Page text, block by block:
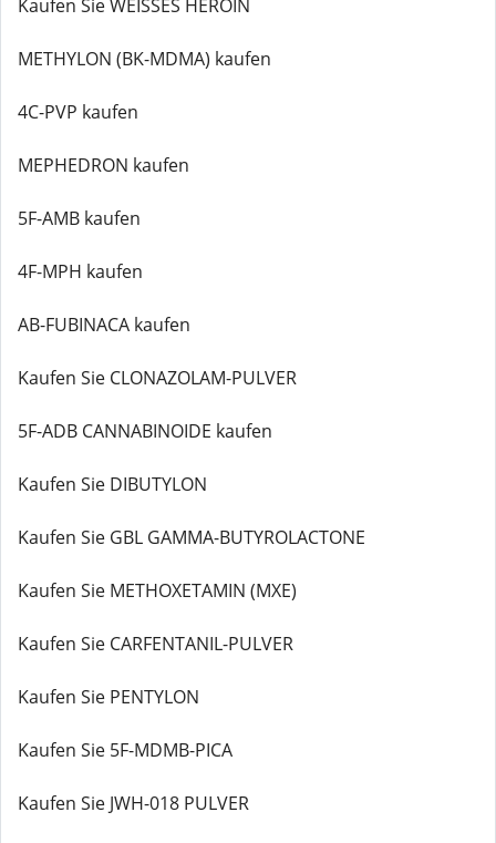
Kaufen Sie WEISSES HEROIN
METHYLON (BK-MDMA) kaufen
4C-PVP kaufen
MEPHEDRON kaufen
5F-AMB kaufen
4F-MPH kaufen
AB-FUBINACA kaufen
Kaufen Sie CLONAZOLAM-PULVER
5F-ADB CANNABINOIDE kaufen
Kaufen Sie DIBUTYLON
Kaufen Sie GBL GAMMA-BUTYROLACTONE
Kaufen Sie METHOXETAMIN (MXE)
Kaufen Sie CARFENTANIL-PULVER
Kaufen Sie PENTYLON
Kaufen Sie 5F-MDMB-PICA
Kaufen Sie JWH-018 PULVER